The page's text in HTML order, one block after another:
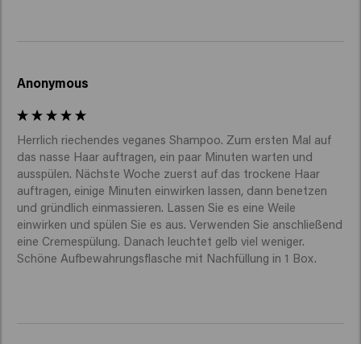
Anonymous
Herrlich riechendes veganes Shampoo. Zum ersten Mal auf
das nasse Haar auftragen, ein paar Minuten warten und
ausspülen. Nächste Woche zuerst auf das trockene Haar
auftragen, einige Minuten einwirken lassen, dann benetzen
und gründlich einmassieren. Lassen Sie es eine Weile
einwirken und spülen Sie es aus. Verwenden Sie anschließend
eine Cremespülung. Danach leuchtet gelb viel weniger.
Schöne Aufbewahrungsflasche mit Nachfüllung in 1 Box.